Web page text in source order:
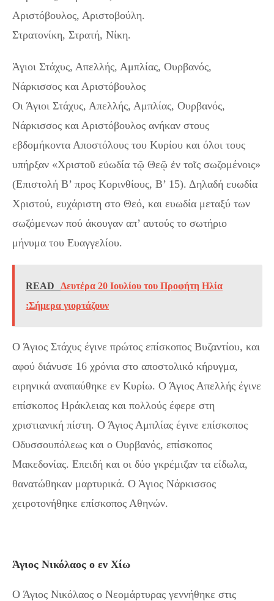
Αριστόβουλος, Αριστοβούλη.
Στρατονίκη, Στρατή, Νίκη.
Άγιοι Στάχυς, Απελλής, Αμπλίας, Ουρβανός,
Νάρκισσος και Αριστόβουλος
Οι Άγιοι Στάχυς, Απελλής, Αμπλίας, Ουρβανός,
Νάρκισσος και Αριστόβουλος ανήκαν στους
εβδομήκοντα Αποστόλους του Κυρίου και όλοι τους
υπήρξαν «Χριστοῦ εὐωδία τῷ Θεῷ ἐν τοῖς σωζομένοις»
(Επιστολή Β’ προς Κορινθίους, Β’ 15). Δηλαδή ευωδία
Χριστού, ευχάριστη στο Θεό, και ευωδία μεταξύ των
σωζόμενων πού άκουγαν απ’ αυτούς το σωτήριο
μήνυμα του Ευαγγελίου.
READ
Δευτέρα 20 Ιουλίου του Προφήτη Ηλία
:Σήμερα γιορτάζουν
Ο Άγιος Στάχυς έγινε πρώτος επίσκοπος Βυζαντίου, και
αφού διάνυσε 16 χρόνια στο αποστολικό κήρυγμα,
ειρηνικά αναπαύθηκε εν Κυρίω. Ο Άγιος Απελλής έγινε
επίσκοπος Ηράκλειας και πολλούς έφερε στη
χριστιανική πίστη. Ο Άγιος Αμπλίας έγινε επίσκοπος
Οδυσσουπόλεως και ο Ουρβανός, επίσκοπος
Μακεδονίας. Επειδή και οι δύο γκρέμιζαν τα είδωλα,
θανατώθηκαν μαρτυρικά. Ο Άγιος Νάρκισσος
χειροτονήθηκε επίσκοπος Αθηνών.
Άγιος Νικόλαος ο εν Χίω
Ο Άγιος Νικόλαος ο Νεομάρτυρας γεννήθηκε στις